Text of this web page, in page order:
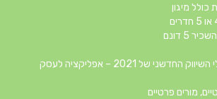
מיגון
5 דונם
"סדנה – קבלו את כלי השיווק החדשני של 2021 – אפליקציה לעסק
מורים פרטיים